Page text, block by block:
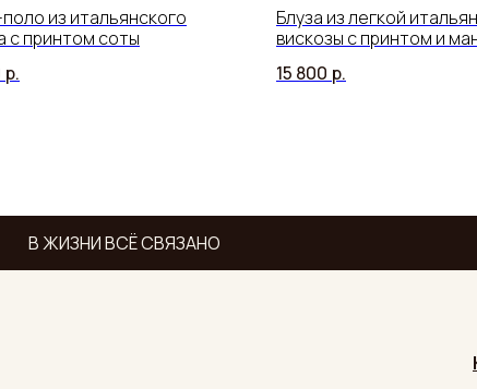
из итальянского
с принтом соты
р.
Блуза из легкой
вискозы с принтом и
15 800 р.
В ЖИЗНИ ВСЁ СВЯЗАНО